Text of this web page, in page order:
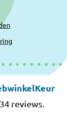
reviews.